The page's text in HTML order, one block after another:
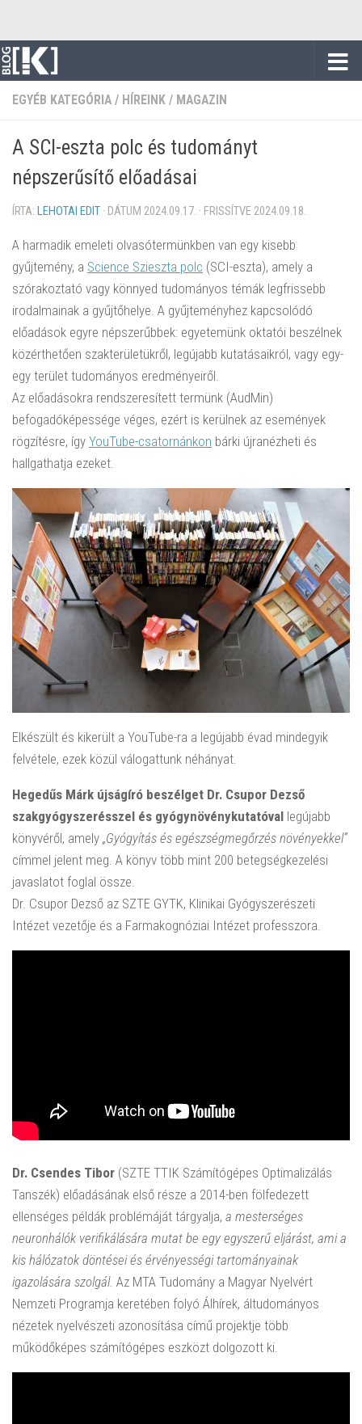
EGYÉB KATEGÓRIA / HÍREINK / MAGAZIN
A SCI-eszta polc és tudományt
népszerűsítő előadásai
ÍRTA: LEHOTAI EDIT · DÁTUM 2024.09.17. · FRISSÍTVE 2024.09.18.
A harmadik emeleti olvasótermünkben van egy kisebb
gyűjtemény, a Science Szieszta polc (SCI-eszta), amely a
szórakoztató vagy könnyed tudományos témák legfrissebb
irodalmainak a gyűjtőhelye. A gyűjteményhez kapcsolódó
előadások egyre népszerűbbek: egyetemünk oktatói beszélnek
közérthetően szakterületükről, legújabb kutatásaikról, vagy egy-
egy terület tudományos eredményeiről.
Az előadásokra rendszeresített termünk (AudMin)
befogadóképessége véges, ezért is kerülnek az események
rögzítésre, így YouTube-csatornánkon bárki újranézheti és
hallgathatja ezeket.
Elkészült és kikerült a YouTube-ra a legújabb évad mindegyik
felvétele, ezek közül válogattunk néhányat.
Hegedűs Márk újságíró beszélget Dr. Csupor Dezső
szakgyógyszerésszel és gyógynövénykutatóval legújabb
könyvéről, amely „Gyógyítás és egészségmegőrzés növényekkel”
címmel jelent meg. A könyv több mint 200 betegségkezelési
javaslatot foglal össze.
Dr. Csupor Dezső az SZTE GYTK, Klinikai Gyógyszerészeti
Intézet vezetője és a Farmakognóziai Intézet professzora.
Dr. Csendes Tibor (SZTE TTIK Számítógépes Optimalizálás
Tanszék) előadásának első része a 2014-ben fölfedezett
ellenséges példák problémáját tárgyalja, a mesterséges
neuronhálók verifikálására mutat be egy egyszerű eljárást, ami a
kis hálózatok döntései és érvényességi tartományainak
igazolására szolgál. Az MTA Tudomány a Magyar Nyelvért
Nemzeti Programja keretében folyó Álhírek, áltudományos
nézetek nyelvészeti azonosítása című projektje több
működőképes számítógépes eszközt dolgozott ki.